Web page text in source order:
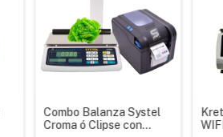
Combo Balanza Systel
Croma ó Clipse con